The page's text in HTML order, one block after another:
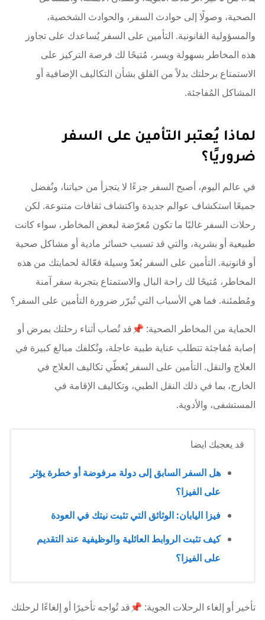
الصحية، وصولًا إلى حوادث السفر، والحوادث الشخصية،
والمسؤولية القانونية. التأمين على السفر يُساعدك على تجاوز
هذه المخاطر بسهولة ويسر، مُتيحًا لك فرصة التركيز على
الاستمتاع برحلتك بدلاً من القلق بشأن التكاليف الإضافية أو
المشاكل المُفاجئة.
لماذا يُعتبر التأمين على السفر
ضروريًا؟
في عالم اليوم، أصبح السفر جزءًا لا يتجزأ من حياتنا، ونُفضل
جميعًا استكشاف عوالم جديدة واكتشاف ثقافات متنوعة. لكن
رحلات السفر غالبًا ما تكون مُعرّضة لبعض المخاطر، سواء كانت
طبيعية أو بشرية، والتي قد تسبب خسائر مادية أو مشاكل صحية
أو قانونية. التأمين على السفر يُعدّ وسيلة فعّالة لحمايتك من هذه
المخاطر، مُتيحًا لك راحة البال والاستمتاع بتجربة سفر آمنة
ومُطمئنة. فما هي الأسباب التي تُبرّر ضرورة التأمين على السفر؟
الحماية من المخاطر الصحية: 📌قد تُصاب أثناء رحلتك بمرض أو
إصابة مُفاجئة تتطلب عناية طبية عاجلة، وتُكلفك مبالغ كبيرة في
العلاج والنقل. التأمين على السفر يُغطّي تكاليف العلاج في
الخارج، بما في ذلك النقل الطبي، وتكاليف الإقامة في
المستشفى، والأدوية.
قد يعجبك ايضا
هل السفر السابق إلى دولة مرفوضة أو خطرة يؤثر
على الفيزا؟
فيزا اليابان: الوثائق التي تثبت نيتك في العودة
كيف تثبت الروابط العائلية والوظيفية عند التقديم
على الفيزا؟
تأخير أو إلغاء الرحلات الجوية: 📌قد تُواجه تأخيرًا أو إلغاءًا لرحلتك